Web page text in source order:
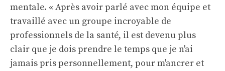
mentale. « Après avoir parlé avec mon équipe et
travaillé avec un groupe incroyable de
professionnels de la santé, il est devenu plus
clair que je dois prendre le temps que je n'ai
jamais pris personnellement, pour m'ancrer et